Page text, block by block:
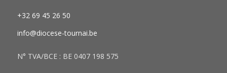
+32 69 45 26 50
info@diocese-tournai.be
N° TVA/BCE : BE 0407 198 575